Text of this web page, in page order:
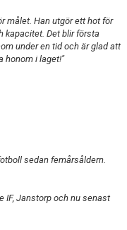
målet. Han utgör ett hot för
kapacitet. Det blir första
under en tid och är glad att
honom i laget!"
sedan femårsåldern.
IF, Janstorp och nu senast